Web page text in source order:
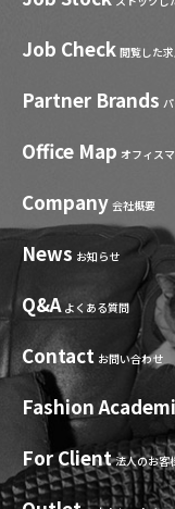
Job Check 閲覧した求
Partner Brands
Office Map オフィス
Company 会社概要
News お知らせ
Q&A よくある質問
Contact お問い合わせ
Fashion
For Client 法人のお客